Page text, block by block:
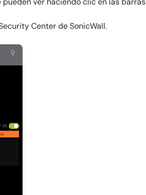
Center de SonicWall.